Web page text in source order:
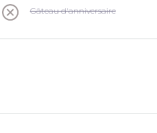
Gâteau d'anniversaire